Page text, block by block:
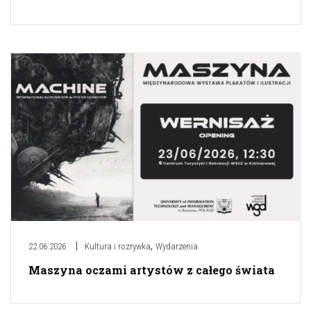
22.06.2026 Kultura i rozrywka, Wydarzenia
Maszyna oczami artystów z całego świata